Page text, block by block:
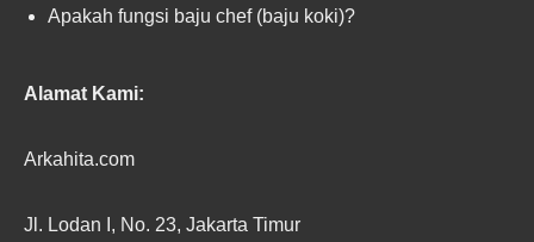
Apakah fungsi baju chef (baju koki)?
Alamat Kami:
Arkahita.com
Jl. Lodan I, No. 23, Jakarta Timur